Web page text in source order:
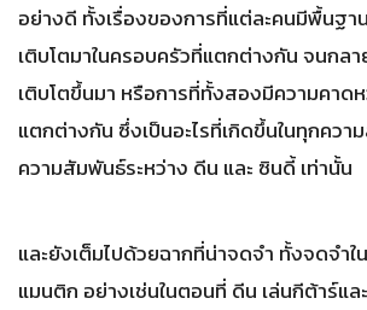
อย่างดี ทั้งเรื่องของการที่แต่ละคนมีพื้นฐา
เติบโตมาในครอบครัวที่แตกต่างกัน จนกลา
เติบโตขึ้นมา หรือการที่ทั้งสองมีความคาด
แตกต่างกัน ซึ่งเป็นอะไรที่เกิดขึ้นในทุกควา
ความสัมพันธ์ระหว่าง ดีน และ ซินดี้ เท่านั้น
และยังเต็มไปด้วยฉากที่น่าจดจำ ทั้งจดจำใ
แมนติก อย่างเช่นในตอนที่ ดีน เล่นกีต้าร์แล